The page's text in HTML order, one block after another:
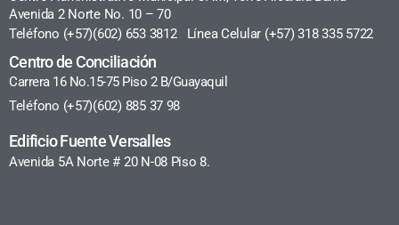
Avenida 2 Norte No. 10 – 70
Teléfono (+57)(602) 653 3812 Línea Celular (+57) 318 335 5722
Centro de Conciliación
Carrera 16 No.15-75 Piso 2 B/Guayaquil
Teléfono (+57)(602) 885 37 98
Edificio Fuente Versalles
Avenida 5A Norte # 20 N-08 Piso 8.